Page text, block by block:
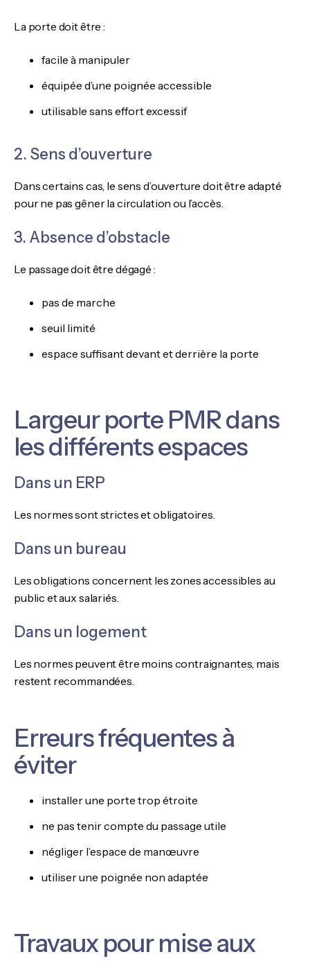
La porte doit être :
facile à manipuler
équipée d’une poignée accessible
utilisable sans effort excessif
2. Sens d’ouverture
Dans certains cas, le sens d’ouverture doit être adapté
pour ne pas gêner la circulation ou l’accès.
3. Absence d’obstacle
Le passage doit être dégagé :
pas de marche
seuil limité
espace suffisant devant et derrière la porte
Largeur porte PMR dans
les différents espaces
Dans un ERP
Les normes sont strictes et obligatoires.
Dans un bureau
Les obligations concernent les zones accessibles au
public et aux salariés.
Dans un logement
Les normes peuvent être moins contraignantes, mais
restent recommandées.
Erreurs fréquentes à
éviter
installer une porte trop étroite
ne pas tenir compte du passage utile
négliger l’espace de manœuvre
utiliser une poignée non adaptée
Travaux pour mise aux